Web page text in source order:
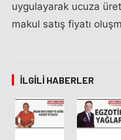
uygulayarak ucuza
makul satış fiyatı
İLGILI HABERLER